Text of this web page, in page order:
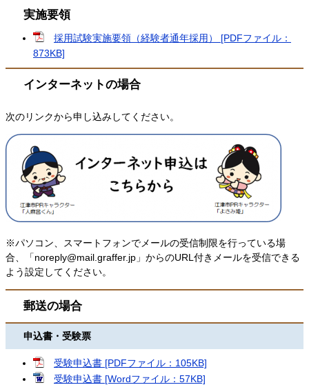
実施要領
採用試験実施要領（経験者通年採用） [PDFファイル：
873KB]
インターネットの場合
次のリンクから申し込みしてください。
※パソコン、スマートフォンでメールの受信制限を行っている場
合、「noreply@mail.graffer.jp 」からのURL付きメールを受信できる
よう設定してください。
郵送の場合
申込書・受験票
受験申込書 [PDFファイル：105KB]
受験申込書 [Wordファイル：57KB]